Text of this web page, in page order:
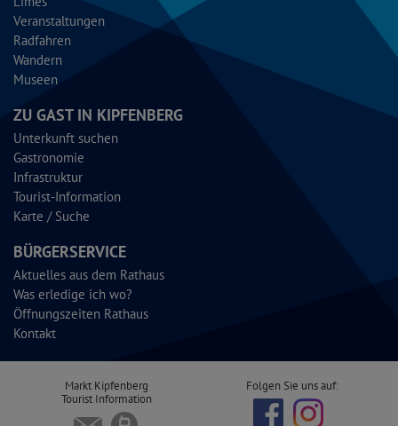
Veranstaltungen
Radfahren
Wandern
Museen
ZU GAST IN KIPFENBERG
Unterkunft suchen
Gastronomie
Infrastruktur
Tourist-Information
Karte / Suche
BÜRGERSERVICE
Aktuelles aus dem Rathaus
Was erledige ich wo?
Öffnungszeiten Rathaus
Kontakt
Markt Kipfenberg
Tourist Information
Folgen Sie uns auf: